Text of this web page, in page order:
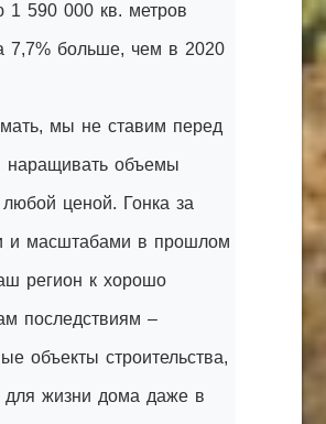
1 590 000 кв. метров
7,7% больше, чем в 2020
мы не ставим перед
наращивать объемы
ценой. Гонка за
и масштабами в прошлом
регион к хорошо
последствиям –
объекты строительства,
для жизни дома даже в